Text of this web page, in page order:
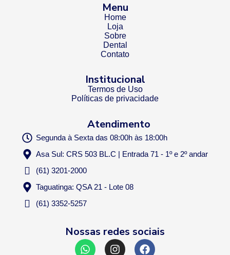
Menu
Home
Loja
Sobre
Dental
Contato
Institucional
Termos de Uso
Políticas de privacidade
Atendimento
Segunda à Sexta das 08:00h às 18:00h
Asa Sul: CRS 503 BL.C | Entrada 71 - 1º e 2º andar
(61) 3201-2000
Taguatinga: QSA 21 - Lote 08
(61) 3352-5257
Nossas redes sociais